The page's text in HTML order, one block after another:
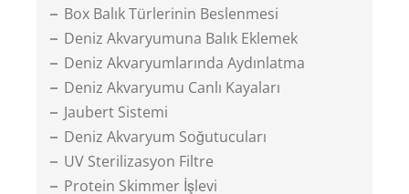
Box Balık Türlerinin Beslenmesi
Deniz Akvaryumuna Balık Eklemek
Deniz Akvaryumlarında Aydınlatma
Deniz Akvaryumu Canlı Kayaları
Jaubert Sistemi
Deniz Akvaryum Soğutucuları
UV Sterilizasyon Filtre
Protein Skimmer İşlevi